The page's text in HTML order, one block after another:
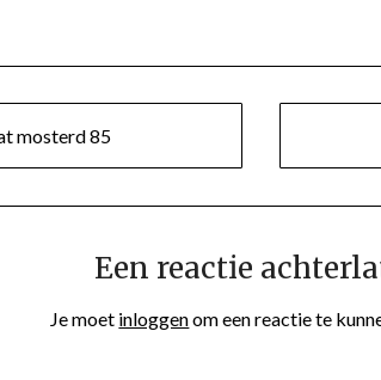
mosterd 85
Een reactie
Je moet inloggenom een reactie te